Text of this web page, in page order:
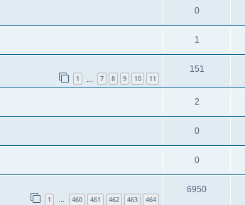
0
1
1 7 8 9 10 11
151
2
0
0
1 … 460 461 462 463 464
6950